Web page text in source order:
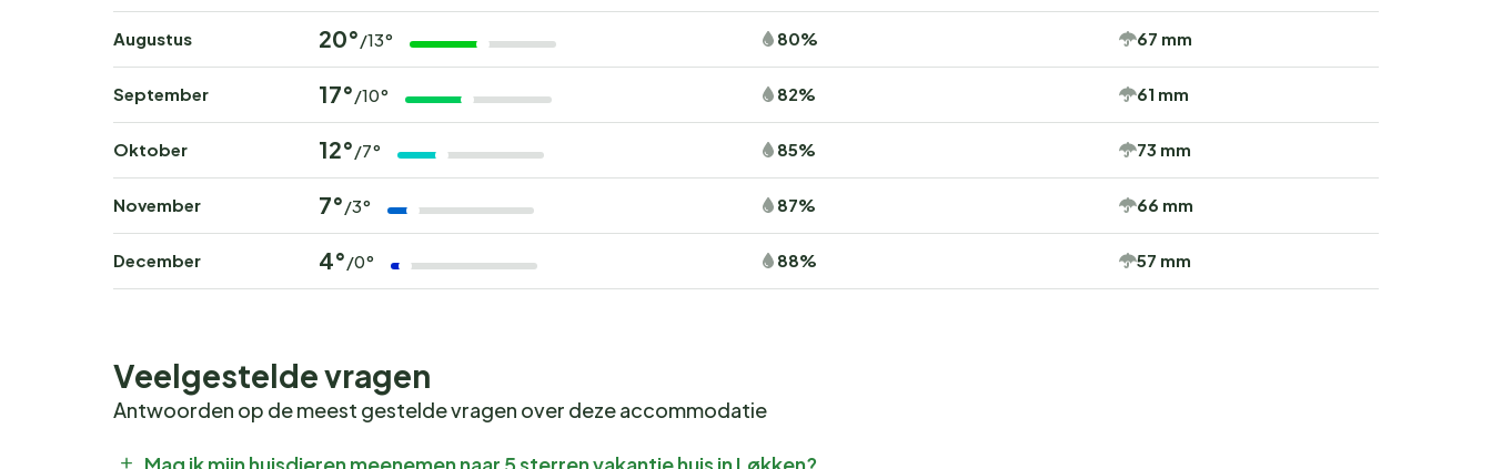
Augustus 20° /13° 80% 67 mm
September 17° /10° 82% 61 mm
Oktober 12° /7° 85% 73 mm
November 7° /3° 87% 66 mm
December 4° /0° 88% 57 mm
Veelgestelde vragen
Antwoorden op de meest gestelde vragen over deze accommodatie
Mag ik mijn huisdieren meenemen naar 5 sterren vakantie huis in Løkken?